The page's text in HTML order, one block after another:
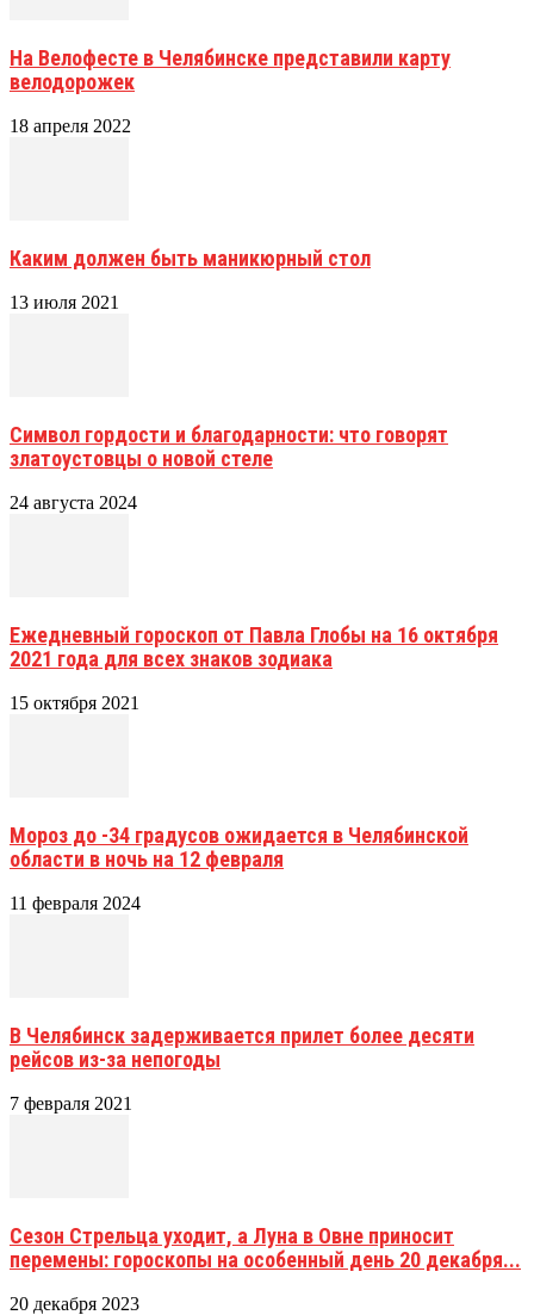
На Велофесте в Челябинске представили карту
велодорожек
18 апреля 2022
Каким должен быть маникюрный стол
13 июля 2021
Символ гордости и благодарности: что говорят
златоустовцы о новой стеле
24 августа 2024
Ежедневный гороскоп от Павла Глобы на 16 октября
2021 года для всех знаков зодиака
15 октября 2021
Мороз до -34 градусов ожидается в Челябинской
области в ночь на 12 февраля
11 февраля 2024
В Челябинск задерживается прилет более десяти
рейсов из-за непогоды
7 февраля 2021
Сезон Стрельца уходит, а Луна в Овне приносит
перемены: гороскопы на особенный день 20 декабря...
20 декабря 2023